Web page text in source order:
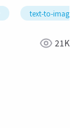
text-to-image
21K